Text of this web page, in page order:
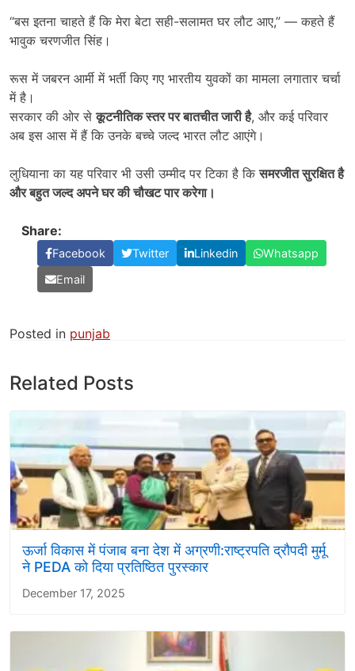
“बस इतना चाहते हैं कि मेरा बेटा सही-सलामत घर लौट आए,” — कहते हैं
भावुक चरणजीत सिंह।
रूस में जबरन आर्मी में भर्ती किए गए भारतीय युवकों का मामला लगातार चर्चा
में है।
सरकार की ओर सेकूटनीतिक स्तर पर बातचीत जारी है, और कई परिवार
अब इस आस में हैं कि उनके बच्चे जल्द भारत लौट आएंगे।
लुधियाना का यह परिवार भी उसी उम्मीद पर टिका है किसमरजीत सुरक्षित है
और बहुत जल्द अपने घर की चौखट पार करेगा।
Share:
Facebook Twitter Linkedin
Whatsapp
Email
Posted in punjab
Related Posts
ऊर्जा विकास में पंजाब बना देश में अग्रणी:राष्ट्रपति द्रौपदी मुर्मू
ने PEDA को दिया प्रतिष्ठित पुरस्कार
December 17, 2025